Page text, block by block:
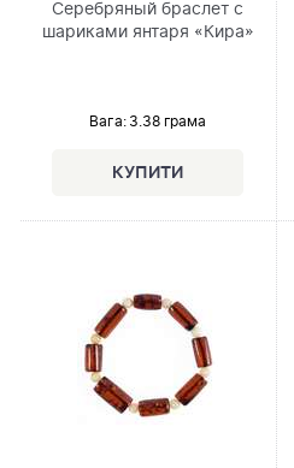
Серебряный браслет с
шариками янтаря «Кира»
Вага: 3.38 грама